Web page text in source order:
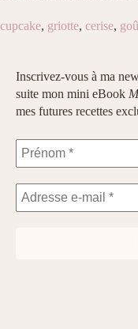
cupcake, griotte, cerise,
Inscrivez-vous à ma
suite mon mini eBook
mes futures recettes